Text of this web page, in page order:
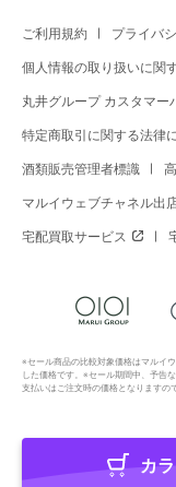
ご利用規約 プライバ
個人情報の取り扱いに関
丸井グループ カスタマー
特定商取引に関する法律
酒類販売管理者標識
マルイウェブチャネル出
宅配買取サービス
※セール商品の比較対象価格はマルイ
した価格です。※セール期間中、予告
支払いはご注文時の価格となりますの
カ